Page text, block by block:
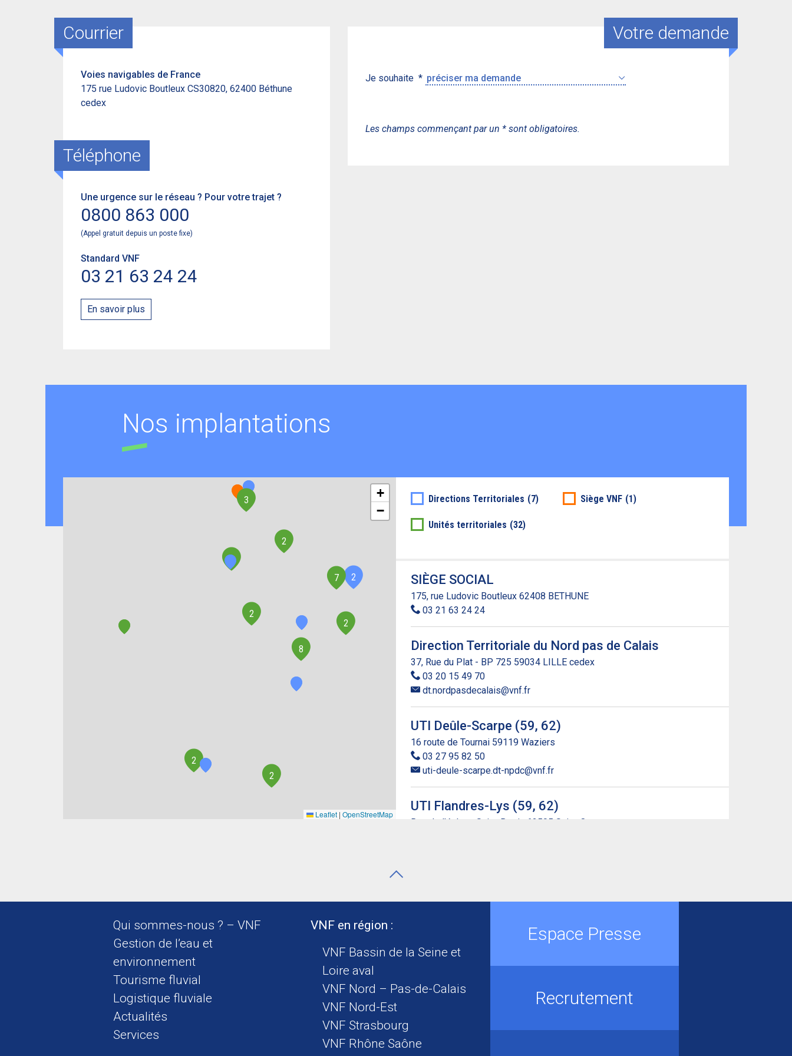
Courrier
Voies navigables de France
175 rue Ludovic Boutleux CS30820, 62400 Béthune
cedex
Téléphone
Une urgence sur le réseau ? Pour votre trajet ?
0800 863 000
(Appel gratuit depuis un poste fixe)
Standard VNF
03 21 63 24 24
En savoir plus
Votre demande
Je souhaite *
Les champs commençant par un * sont obligatoires.
Nos implantations
3
2
3
2
7
2
8
2
2
2
+
−
Leaflet | OpenStreetMap
Directions Territoriales (7) Siège VNF (1)
Unités territoriales (32)
SIÈGE SOCIAL
175, rue Ludovic Boutleux 62408 BETHUNE
03 21 63 24 24
Direction Territoriale du Nord pas de Calais
37, Rue du Plat - BP 725 59034 LILLE cedex
03 20 15 49 70
dt.nordpasdecalais@vnf.fr
UTI Deûle-Scarpe (59, 62)
16 route de Tournai 59119 Waziers
03 27 95 82 50
uti-deule-scarpe.dt-npdc@vnf.fr
UTI Flandres-Lys (59, 62)
Rue de l’écluse Saint-Bertin 62505 Saint-Omer
160 rue du Chauffour 59300 Valenciennes
uti-escaut-saint-quentin.dt-npdc@vnf.fr
Direction Territoriale Nord-Est
169 rue de Newcastle, CS 80062, 54036 NANCY Cedex
03 83 95 30 01
UTI Meuse Ardennes (08, 55)
Qui sommes-nous ? – VNF
Gestion de l’eau et
environnement
Tourisme fluvial
Logistique fluviale
Actualités
Services
VNF en région :
VNF Bassin de la Seine et
Loire aval
VNF Nord – Pas-de-Calais
VNF Nord-Est
VNF Strasbourg
VNF Rhône Saône
Espace Presse
Recrutement